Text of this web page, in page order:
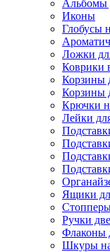
Альбомы
Иконы
Глобусы
Ложки
Коврики
Корзины
Корзины
Крючки
Лейки
Ящики
Ручки
Флаконы
Шкуры